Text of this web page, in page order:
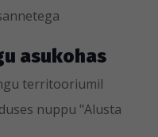
asukohas
territooriumil
nuppu "Alusta